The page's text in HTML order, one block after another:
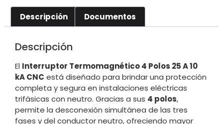
Descripción Documentos
Descripción
El Interruptor Termomagnético 4 Polos 25 A 10
kA CNC está diseñado para brindar una protección
completa y segura en instalaciones eléctricas
trifásicas con neutro. Gracias a sus 4 polos,
permite la desconexión simultánea de las tres
fases y del conductor neutro, ofreciendo mayor